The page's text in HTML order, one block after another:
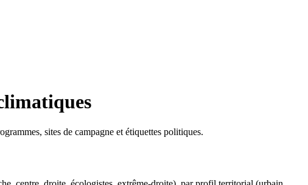
sites de campagne et étiquettes politiques.